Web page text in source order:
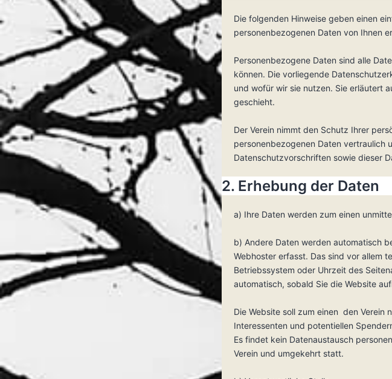
Die folgenden Hinweise geben einen
personenbezogenen Daten von Ihnen
Personenbezogene Daten sind alle
können. Die vorliegende
und wofür wir sie nutzen. Sie erläutert
geschieht.
Der Verein nimmt den Schutz Ihrer
personenbezogenen Daten vertraulich
Datenschutzvorschriften sowie dieser
2. Erhebung der Daten
a) Ihre Daten werden zum einen
b) Andere Daten werden automatisch
Webhoster erfasst. Das sind vor allem
Betriebssystem oder Uhrzeit des
automatisch, sobald Sie die Website
Die Website soll zum einen den Verein
Interessenten und potentiellen
Es findet kein Datenaustausch
Verein und umgekehrt statt.